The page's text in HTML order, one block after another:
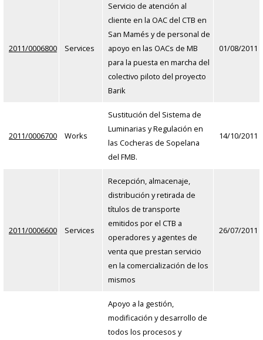
2011/0006800 Services
Servicio de atención al
cliente en la OAC del CTB en
San Mamés y de personal de
apoyo en las OACs de MB
para la puesta en marcha del
colectivo piloto del proyecto
Barik
01/08/2011
2011/0006700 Works
Sustitución del Sistema de
Luminarias y Regulación en
las Cocheras de Sopelana
del FMB.
14/10/2011
2011/0006600 Services
Recepción, almacenaje,
distribución y retirada de
títulos de transporte
emitidos por el CTB a
operadores y agentes de
venta que prestan servicio
en la comercialización de los
mismos
26/07/2011
Apoyo a la gestión,
modificación y desarrollo de
todos los procesos y